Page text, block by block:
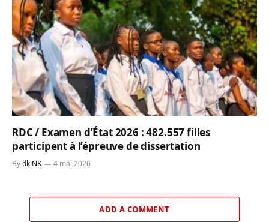
RDC / Examen d’État 2026 : 482.557 filles
participent à l’épreuve de dissertation
Bydk NK 4 mai 2026
ADD A COMMENT